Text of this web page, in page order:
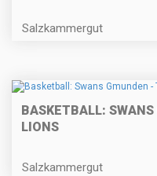
Salzkammergut
BASKETBALL:
LIONS
Salzkammergut